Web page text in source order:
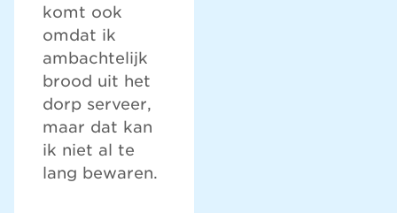
komt ook
omdat ik
ambachtelijk
brood uit het
dorp serveer,
maar dat kan
ik niet al te
lang bewaren.